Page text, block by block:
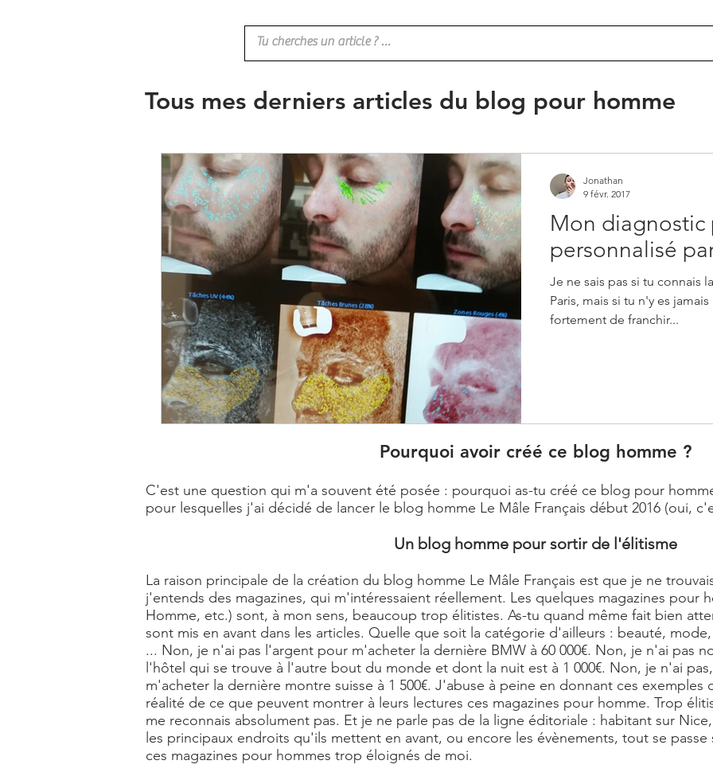
Tous mes derniers articles du blog pour homme
Mon diagnostic
personnalisé
Je ne sais pas si tu connais
Paris, mais si tu n'y es
fortement de franchir...
Jonathan
9 févr. 2017
Pourquoi avoir créé ce blog homme ?
C'est une question qui m'a souvent été posée : pourquoi as-tu créé ce blog pour
pour lesquelles j'ai décidé de lancer le blog homme Le Mâle Français début 2016 (oui,
Un blog homme pour sortir de l'élitisme
La raison principale de la création du blog homme Le Mâle Français est que je ne
j'entends des magazines, qui m'intéressaient réellement. Les quelques magazines pour
Homme, etc.) sont, à mon sens, beaucoup trop élitistes. As-tu quand même fait bien
sont mis en avant dans les articles. Quelle que soit la catégorie d'ailleurs : beauté,
... Non, je n'ai pas l'argent pour m'acheter la dernière BMW à 60 000€. Non, je n'ai pas
l'hôtel qui se trouve à l'autre bout du monde et dont la nuit est à 1 000€. Non, je n'ai
m'acheter la dernière montre suisse à 1 500€. J'abuse à peine en donnant ces
réalité de ce que peuvent montrer à leurs lectures ces magazines pour homme. Trop
me reconnais absolument pas. Et je ne parle pas de la ligne éditoriale : habitant sur
les principaux endroits qu'ils mettent en avant, ou encore les évènements, tout se
ces magazines pour hommes trop éloignés de moi.